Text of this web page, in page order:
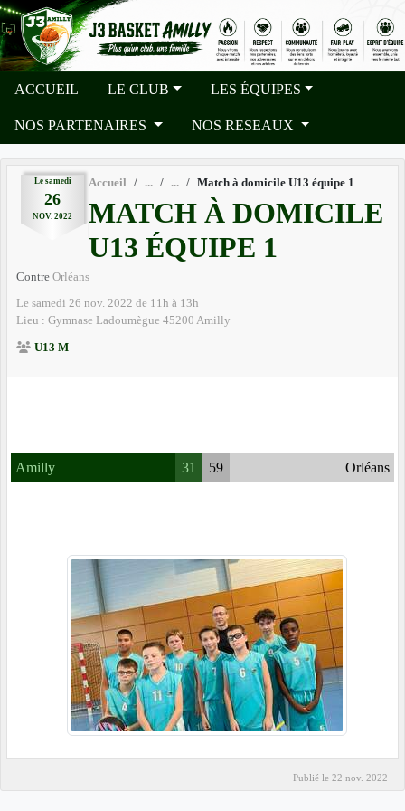
ACCUEIL LE CLUB LES ÉQUIPES
NOS PARTENAIRES NOS RESEAUX
Le samedi
26
NOV. 2022
Accueil Match à domicile U13 équipe 1
MATCH À DOMICILE
U13 ÉQUIPE 1
Contre Orléans
Le samedi 26 nov. 2022 de 11h à 13h
Lieu : Gymnase Ladoumègue 45200 Amilly
U13 M
Amilly 31 59 Orléans
Publié le 22 nov. 2022
Panneau de gestion des cookies